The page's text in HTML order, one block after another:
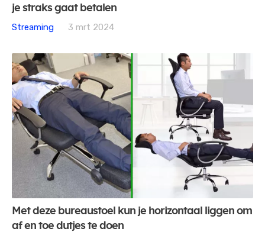
je straks gaat betalen
Streaming
3 mrt 2024
Met deze bureaustoel kun je horizontaal liggen om
af en toe dutjes te doen